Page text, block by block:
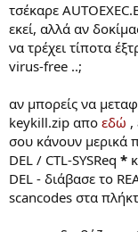
τσέκαρε
εκεί, αλλά αν
να τρέχει τίποτα
virus-free ..;
αν μπορείς να
keykill.zip απο εδώ ,
σου κάνουν μερικά
DEL / CTL-SYSReq *
DEL - διάβασε το
scancodes στα